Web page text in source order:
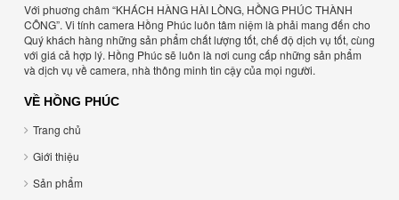
Với phuơng châm “KHÁCH HÀNG HÀI LÒNG, HỒNG PHÚC THÀNH
CÔNG”. Vi tính camera Hồng Phúc luôn tâm niệm là phải mang đến cho
Quý khách hàng những sản phẩm chất lượng tốt, chế độ dịch vụ tốt, cùng
với giá cả hợp lý. Hồng Phúc sẽ luôn là nơi cung cấp những sản phẩm
và dịch vụ về camera, nhà thông minh tin cậy của mọi người.
VỀ HỒNG PHÚC
Trang chủ
Giới thiệu
Sản phẩm